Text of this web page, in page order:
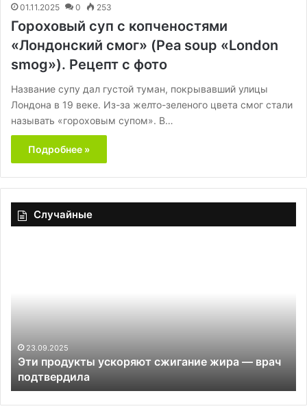
01.11.2025 0 253
Гороховый суп с копченостями
«Лондонский смог» (Pea soup «London
smog»). Рецепт с фото
Название супу дал густой туман, покрывавший улицы
Лондона в 19 веке. Из-за желто-зеленого цвета смог стали
называть «гороховым супом». В…
Подробнее »
Случайные
подтвердила
23.09.2025
Эти продукты ускоряют сжигание жира — врач
подтвердила